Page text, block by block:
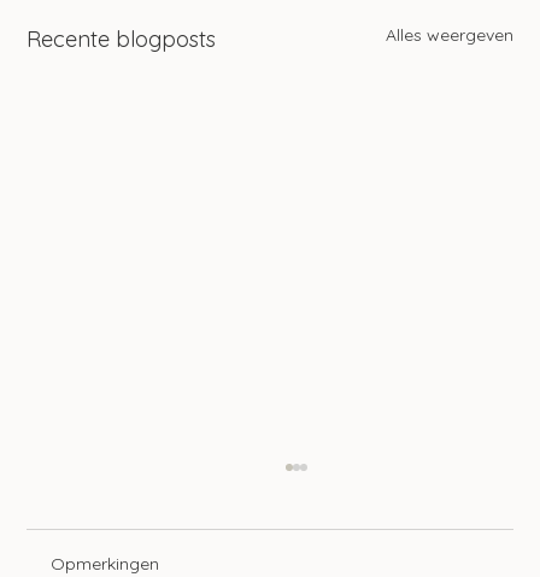
Recente blogposts Alles weergeven
Opmerkingen